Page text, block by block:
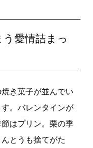
愛情詰まっ
き菓子が並んでい
。バレンタインが
はプリン。栗の季
とうも捨てがた